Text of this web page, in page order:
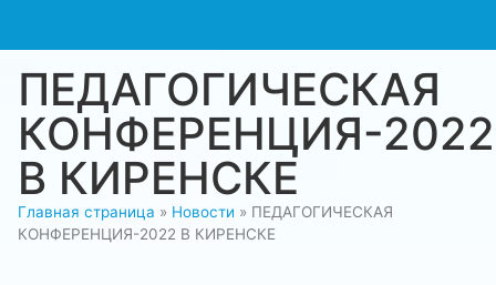
ПЕДАГОГИЧЕСКАЯ
КОНФЕРЕНЦИЯ-2022
В КИРЕНСКЕ
Главная страница » Новости » ПЕДАГОГИЧЕСКАЯ
КОНФЕРЕНЦИЯ-2022 В КИРЕНСКЕ